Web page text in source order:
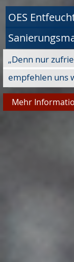
OES
„Denn nur
empfehlen uns
Mehr